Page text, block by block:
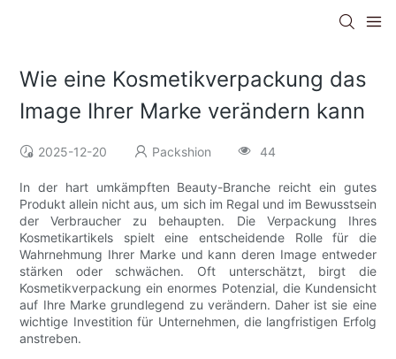
Wie eine Kosmetikverpackung das
Image Ihrer Marke verändern kann
2025-12-20 Packshion 44
In der hart umkämpften Beauty-Branche reicht ein gutes
Produkt allein nicht aus, um sich im Regal und im Bewusstsein
der Verbraucher zu behaupten. Die Verpackung Ihres
Kosmetikartikels spielt eine entscheidende Rolle für die
Wahrnehmung Ihrer Marke und kann deren Image entweder
stärken oder schwächen. Oft unterschätzt, birgt die
Kosmetikverpackung ein enormes Potenzial, die Kundensicht
auf Ihre Marke grundlegend zu verändern. Daher ist sie eine
wichtige Investition für Unternehmen, die langfristigen Erfolg
anstreben.